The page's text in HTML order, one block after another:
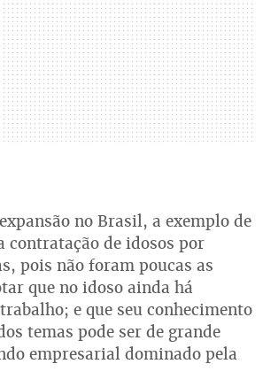
no Brasil, a exemplo de
contratação de idosos por
pois não foram poucas as
que no idoso ainda há
e que seu conhecimento
temas pode ser de grande
empresarial dominado pela